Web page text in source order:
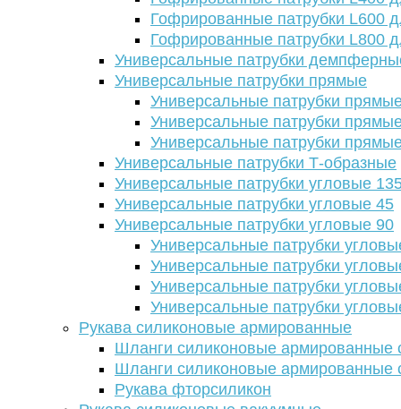
Гофрированные патрубки L600
Гофрированные патрубки L800
Универсальные патрубки
Универсальные патрубки прямые
Универсальные патрубки
Универсальные патрубки
Универсальные патрубки
Универсальные патрубки Т-образные
Универсальные патрубки угловые
Универсальные патрубки угловые 45
Универсальные патрубки угловые 90
Универсальные патрубки
Универсальные патрубки
Универсальные патрубки
Универсальные патрубки
Рукава силиконовые армированные
Шланги силиконовые армированные
Шланги силиконовые армированные
Рукава фторсиликон